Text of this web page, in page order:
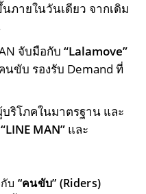
นภายในวันเดียว จากเดิม
จับมือกับ“Lalamove”
นขับ รองรับ Demand ที่
ริโภคในมาตรฐาน และ
“LINE MAN” และ
บ “คนขับ” (Riders)